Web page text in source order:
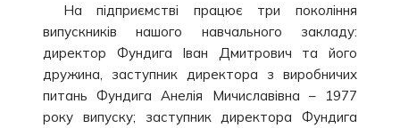
На підприємстві працює три покоління
випускників нашого навчального закладу:
директор Фундига Іван Дмитрович та його
дружина, заступник директора з виробничих
питань Фундига Анелія Мичиславівна – 1977
року випуску; заступник директора Фундига